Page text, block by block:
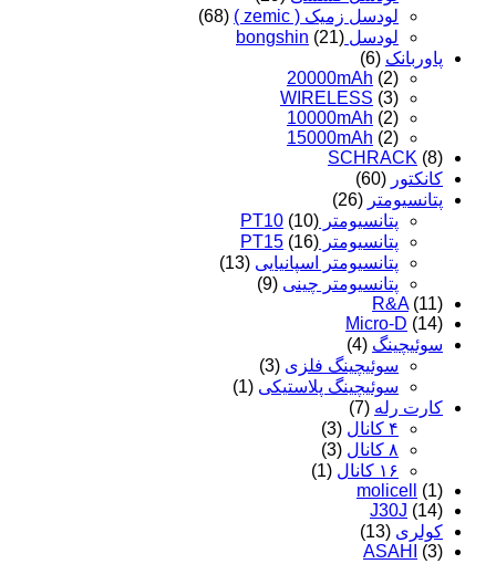
لودسل زمیک ( zemic )
(68)
لودسل bongshin (21)
پاوربانک (6)
20000mAh (2)
WIRELESS (3)
10000mAh (2)
15000mAh (2)
SCHRACK (8)
کانکتور (60)
پتانسیومتر (26)
پتانسیومتر PT10 (10)
پتانسیومتر PT15 (16)
پتانسیومتر اسپانیایی (13)
پتانسیومتر چینی (9)
R&A (11)
Micro-D (14)
سوئیچینگ (4)
سوئیچینگ فلزی (3)
سوئیچینگ پلاستیکی (1)
کارت رله (7)
۴ کانال
(3)
۸ کانال
(3)
۱۶ کانال
(1)
molicell
(1)
J30J (14)
کولری (13)
ASAHI
(3)